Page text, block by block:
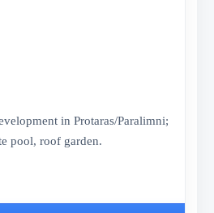
in Protaras/Paralimni;
pool, roof garden.